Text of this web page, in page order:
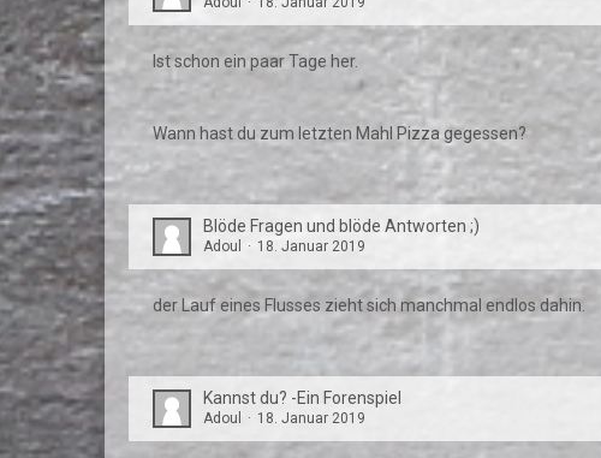
Ist schon ein paar Tage her.
Wann hast du zum letzten Mahl Pizza gegessen?
Blöde Fragen und blöde Antworten ;)
Adoul 18. Januar 2019
der Lauf eines Flusses zieht sich manchmal endlos dahin.
Kannst du? -Ein Forenspiel
Adoul 18. Januar 2019